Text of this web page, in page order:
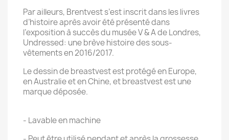
Par ailleurs, Brentvest s’est inscrit dans les livres
d’histoire après avoir été présenté dans
l’exposition à succès du musée V & A de Londres,
Undressed: une brève histoire des sous-
vêtements en 2016/2017.
Le dessin de breastvest est protégé en Europe,
en Australie et en Chine, et breastvest est une
marque déposée.
- Lavable en machine